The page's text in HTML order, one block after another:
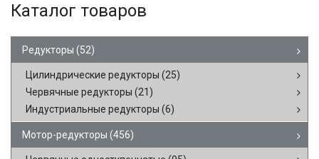
Каталог товаров
Редукторы (52)
Цилиндрические редукторы (25)
Червячные редукторы (21)
Индустриальные редукторы (6)
Мотор-редукторы (456)